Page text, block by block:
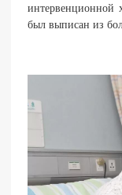
интервенционной
был выписан из